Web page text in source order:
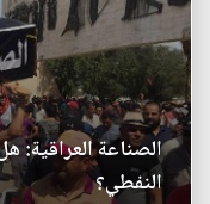
الصناعة العراقية:
النفطي؟